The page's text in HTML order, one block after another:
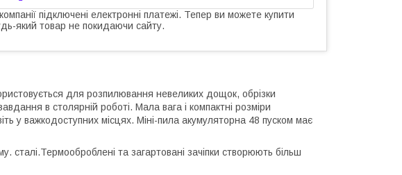
підключені електронні платежі. Тепер ви можете купити
який товар не покидаючи сайту.
для розпилювання невеликих дощок, обрізки
в столярній роботі. Мала вага і компактні розміри
у важкодоступних місцях. Міні-пила акумуляторна 48 пуском має
сталі.Термооброблені та загартовані зачіпки створюють більш